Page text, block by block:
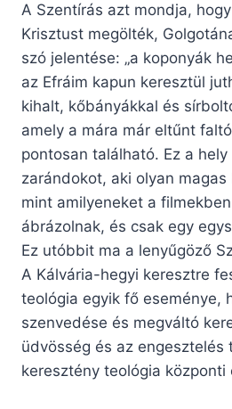
A Szentírás azt mondja,
Krisztust megölték,
szó jelentése: „a koponyák
az Efráim kapun keresztül
kihalt, kőbányákkal és
amely a mára már eltűnt
pontosan található. Ez a hely
zarándokot, aki olyan
mint amilyeneket a
ábrázolnak, és csak egy
Ez utóbbit ma a lenyűgöző
A Kálvária-hegyi keresztre
teológia egyik fő eseménye,
szenvedése és megváltó
üdvösség és az engesztelés
keresztény teológia központi